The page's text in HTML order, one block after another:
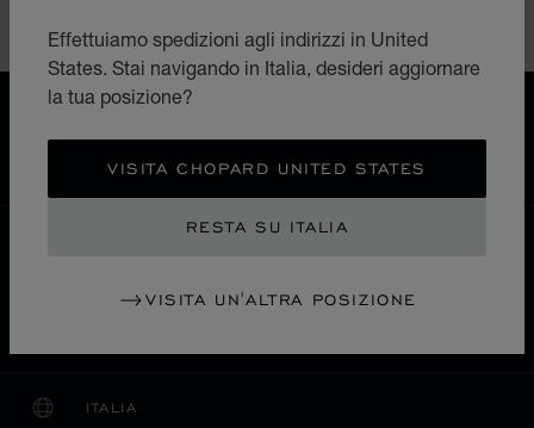
Effettuiamo spedizioni agli indirizzi in United
States. Stai navigando in Italia, desideri aggiornare
la tua posizione?
VISITA CHOPARD UNITED STATES
RESTA SU ITALIA
VISITA UN'ALTRA POSIZIONE
Orologio
CONSEGNA GRATUITA
PAGAMENTO SICURO
RESI E CAMBI
ITALIA
LOCALIZZAZIONE (CAMBIA PAESE)
CAMBIA PAESE